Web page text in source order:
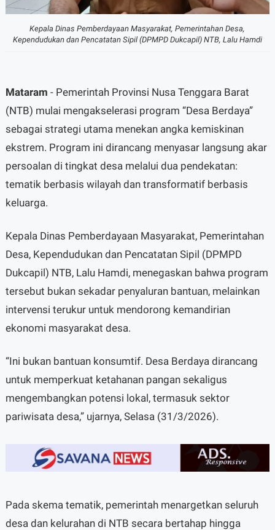
Kepala Dinas Pemberdayaan Masyarakat, Pemerintahan Desa,
Kependudukan dan Pencatatan Sipil (DPMPD Dukcapil) NTB, Lalu Hamdi
Mataram - Pemerintah Provinsi Nusa Tenggara Barat
(NTB) mulai mengakselerasi program “Desa Berdaya”
sebagai strategi utama menekan angka kemiskinan
ekstrem. Program ini dirancang menyasar langsung akar
persoalan di tingkat desa melalui dua pendekatan:
tematik berbasis wilayah dan transformatif berbasis
keluarga.
Kepala Dinas Pemberdayaan Masyarakat, Pemerintahan
Desa, Kependudukan dan Pencatatan Sipil (DPMPD
Dukcapil) NTB, Lalu Hamdi, menegaskan bahwa program
tersebut bukan sekadar penyaluran bantuan, melainkan
intervensi terukur untuk mendorong kemandirian
ekonomi masyarakat desa.
“Ini bukan bantuan konsumtif. Desa Berdaya dirancang
untuk memperkuat ketahanan pangan sekaligus
mengembangkan potensi lokal, termasuk sektor
pariwisata desa,” ujarnya, Selasa (31/3/2026).
Pada skema tematik, pemerintah menargetkan seluruh
desa dan kelurahan di NTB secara bertahap hingga